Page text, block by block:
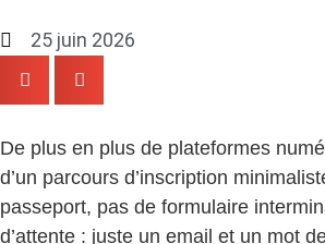
25 juin 2026
De plus en plus de plateformes
d’un parcours d’inscription
passeport, pas de formulaire
d’attente : juste un email et un mot